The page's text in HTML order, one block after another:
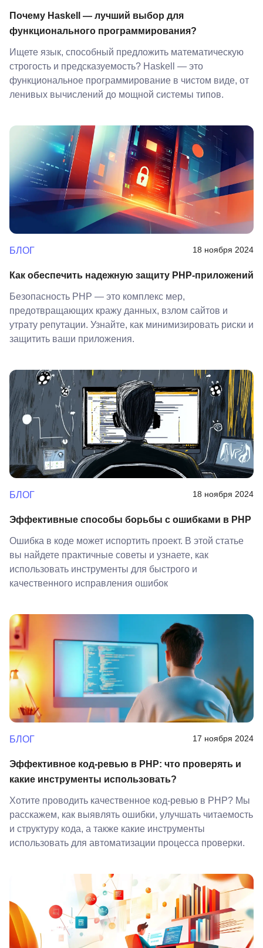
Почему Haskell — лучший выбор для
функционального программирования?
Ищете язык, способный предложить математическую
строгость и предсказуемость? Haskell — это
функциональное программирование в чистом виде, от
ленивых вычислений до мощной системы типов.
БЛОГ 18 ноября 2024
Как обеспечить надежную защиту PHP-приложений
Безопасность PHP — это комплекс мер,
предотвращающих кражу данных, взлом сайтов и
утрату репутации. Узнайте, как минимизировать риски и
защитить ваши приложения.
БЛОГ 18 ноября 2024
Эффективные способы борьбы с ошибками в PHP
Ошибка в коде может испортить проект. В этой статье
вы найдете практичные советы и узнаете, как
использовать инструменты для быстрого и
качественного исправления ошибок
БЛОГ 17 ноября 2024
Эффективное код-ревью в PHP: что проверять и
какие инструменты использовать?
Хотите проводить качественное код-ревью в PHP? Мы
расскажем, как выявлять ошибки, улучшать читаемость
и структуру кода, а также какие инструменты
использовать для автоматизации процесса проверки.